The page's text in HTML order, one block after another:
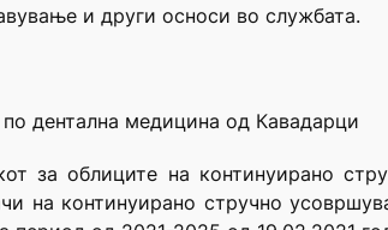
и други осноси во службата.
дентална медицина од Кавадарци
за облиците на континуирано
на континуирано стручно